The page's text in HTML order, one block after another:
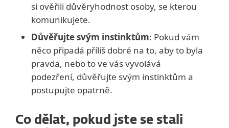
si ověřili důvěryhodnost osoby, se kterou
komunikujete.
Důvěřujte svým instinktům: Pokud vám
něco připadá příliš dobré na to, aby to byla
pravda, nebo to ve vás vyvolává
podezření, důvěřujte svým instinktům a
postupujte opatrně.
Co dělat, pokud jste se stali